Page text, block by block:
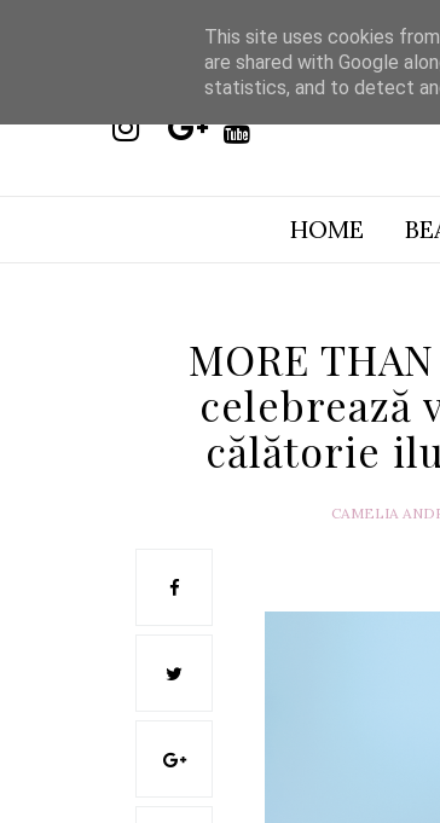
HOME
MORE
călătorie
CAMELIA
This site uses cookies
are shared with Google
statistics, and to detect